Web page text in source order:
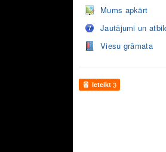
Mums apkārt
Jautājumi un
Viesu grāmata
Ieteikt 3